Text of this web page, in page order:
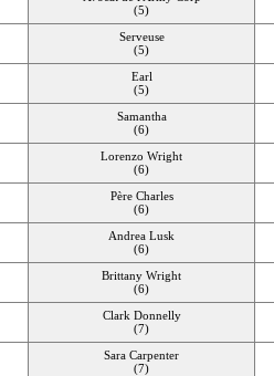
(5)
Serveuse
(5)
Earl
(5)
Samantha
(6)
Lorenzo Wright
(6)
Père Charles
(6)
Andrea Lusk
(6)
Brittany Wright
(6)
Clark Donnelly
(7)
Sara Carpenter
(7)